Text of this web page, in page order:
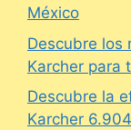
México
Descubre los
Karcher para
Descubre la
Karcher